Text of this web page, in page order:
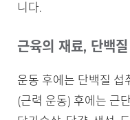
니다.
근육의 재료, 단백질
운동 후에는 단백질 섭
(근력 운동) 후에는 근